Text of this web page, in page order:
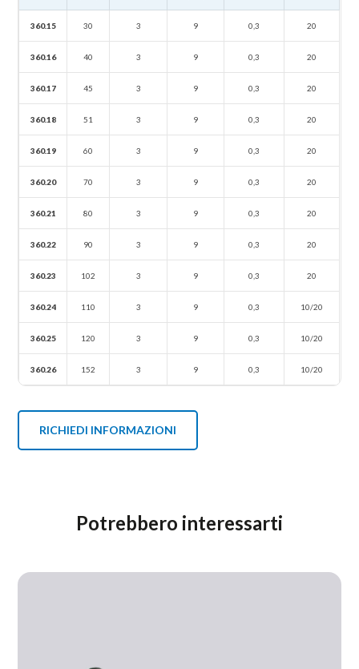
360.15 30 3 9 0,3 20
360.16 40 3 9 0,3 20
360.17 45 3 9 0,3 20
360.18 51 3 9 0,3 20
360.19 60 3 9 0,3 20
360.20 70 3 9 0,3 20
360.21 80 3 9 0,3 20
360.22 90 3 9 0,3 20
360.23 102 3 9 0,3 20
360.24 110 3 9 0,3 10/20
360.25 120 3 9 0,3 10/20
360.26 152 3 9 0,3 10/20
RICHIEDI INFORMAZIONI
Potrebbero interessarti